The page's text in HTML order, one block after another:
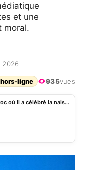
et une
moral.
2026
ligne 935vues
Slimane : la villa au Maroc où il a célébré la naissance de sa fille Esmeralda après les épreuves de santé